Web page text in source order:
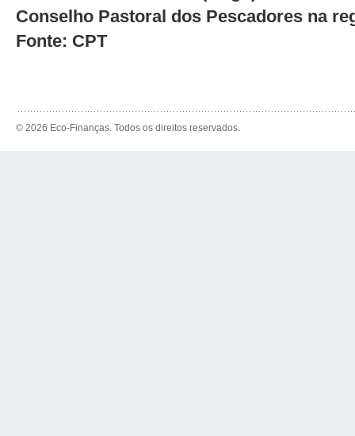
Conselho Pastoral dos Pescadores na
Fonte: CPT
© 2026 Eco-Finanças. Todos os direitos reservados.